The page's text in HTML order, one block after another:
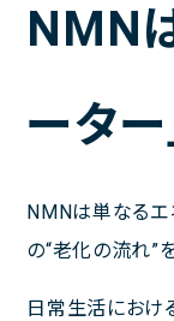
NMN
ーター
NMNは単なるエ
の“老化の流れ”
日常生活におけ